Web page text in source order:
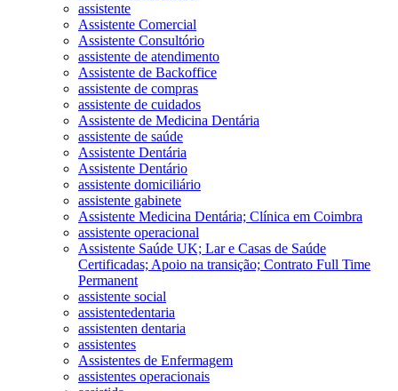
assistente
Assistente Comercial
Assistente Consultório
assistente de atendimento
Assistente de Backoffice
assistente de compras
assistente de cuidados
Assistente de Medicina Dentária
assistente de saúde
Assistente Dentária
Assistente Dentário
assistente domiciliário
assistente gabinete
Assistente Medicina Dentária; Clínica em Coimbra
assistente operacional
Assistente Saúde UK; Lar e Casas de Saúde
Certificadas; Apoio na transição; Contrato Full Time
Permanent
assistente social
assistentedentaria
assistenten dentaria
assistentes
Assistentes de Enfermagem
assistentes operacionais